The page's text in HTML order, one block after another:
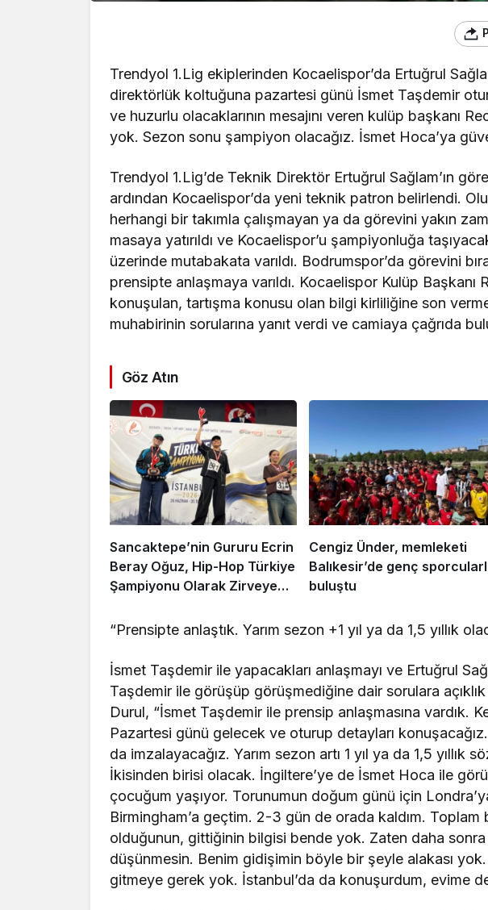
Trendyol 1.Lig ekiplerinden Kocaelispor’da Ertuğrul
direktörlük koltuğuna pazartesi günü İsmet Taşdemir
ve huzurlu olacaklarının mesajını veren kulüp başkanı
yok. Sezon sonu şampiyon olacağız. İsmet Hoca’ya
Trendyol 1.Lig’de Teknik Direktör Ertuğrul Sağlam’ın
ardından Kocaelispor’da yeni teknik patron belirlendi.
herhangi bir takımla çalışmayan ya da görevini yakın
masaya yatırıldı ve Kocaelispor’u şampiyonluğa
üzerinde mutabakata varıldı. Bodrumspor’da görevini
prensipte anlaşmaya varıldı. Kocaelispor Kulüp
konuşulan, tartışma konusu olan bilgi kirliliğine son
muhabirinin sorularına yanıt verdi ve camiaya çağrıda
Göz Atın
Sancaktepe’nin Gururu Ecrin
Beray Oğuz, Hip-Hop Türkiye
Şampiyonu Olarak Zirveye
Cengiz Ünder, memleketi
Balıkesir’de genç
buluştu
“Prensipte anlaştık. Yarım sezon +1 yıl ya da 1,5 yıllık
İsmet Taşdemir ile yapacakları anlaşmayı ve Ertuğrul
Taşdemir ile görüşüp görüşmediğine dair sorulara
Durul, “İsmet Taşdemir ile prensip anlaşmasına vardık.
Pazartesi günü gelecek ve oturup detayları
da imzalayacağız. Yarım sezon artı 1 yıl ya da 1,5 yıllık
İkisinden birisi olacak. İngiltere’ye de İsmet Hoca ile
çocuğum yaşıyor. Torunumun doğum günü için
Birmingham’a geçtim. 2-3 gün de orada kaldım. Toplam
olduğunun, gittiğinin bilgisi bende yok. Zaten daha
düşünmesin. Benim gidişimin böyle bir şeyle alakası
gitmeye gerek yok. İstanbul’da da konuşurdum, evime